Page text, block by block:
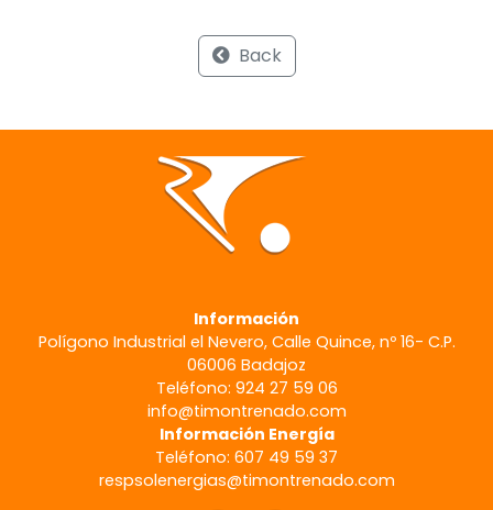
Back
Información
Polígono Industrial el Nevero, Calle Quince, nº 16- C.P.
06006 Badajoz
Teléfono: 924 27 59 06
info@timontrenado.com
Información Energía
Teléfono: 607 49 59 37
respsolenergias@timontrenado.com